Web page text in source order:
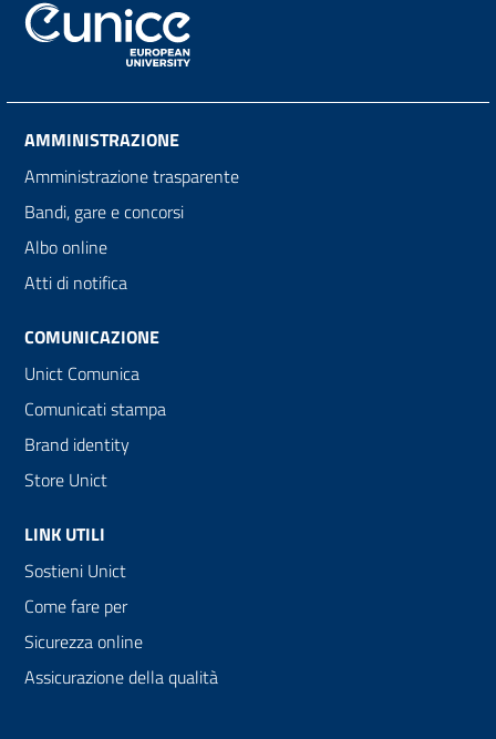
AMMINISTRAZIONE
Amministrazione trasparente
Bandi, gare e concorsi
Albo online
Atti di notifica
COMUNICAZIONE
Unict Comunica
Comunicati stampa
Brand identity
Store Unict
LINK UTILI
Sostieni Unict
Come fare per
Sicurezza online
Assicurazione della qualità